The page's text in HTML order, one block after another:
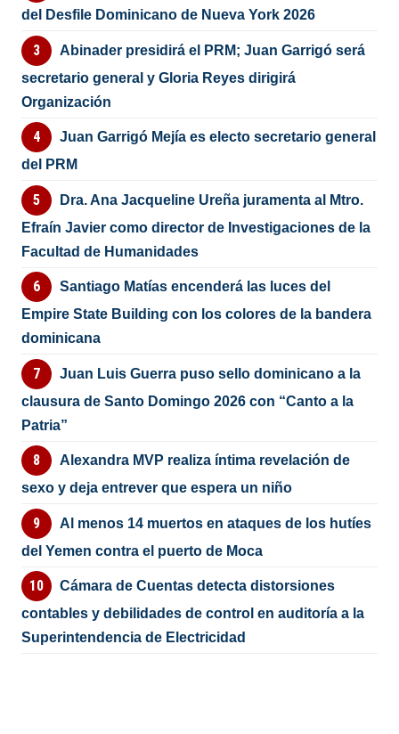
del Desfile Dominicano de Nueva York 2026
Abinader presidirá el PRM; Juan Garrigó será
secretario general y Gloria Reyes dirigirá
Organización
Juan Garrigó Mejía es electo secretario general
del PRM
Dra. Ana Jacqueline Ureña juramenta al Mtro.
Efraín Javier como director de Investigaciones de la
Facultad de Humanidades
Santiago Matías encenderá las luces del
Empire State Building con los colores de la bandera
dominicana
Juan Luis Guerra puso sello dominicano a la
clausura de Santo Domingo 2026 con “Canto a la
Patria”
Alexandra MVP realiza íntima revelación de
sexo y deja entrever que espera un niño
Al menos 14 muertos en ataques de los hutíes
del Yemen contra el puerto de Moca
Cámara de Cuentas detecta distorsiones
contables y debilidades de control en auditoría a la
Superintendencia de Electricidad